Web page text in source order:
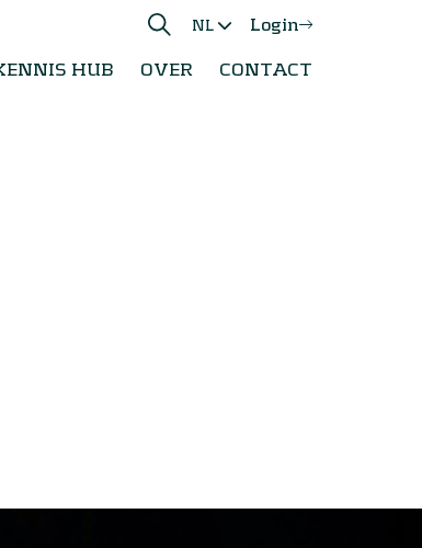
NL Login
HUB OVER CONTACT